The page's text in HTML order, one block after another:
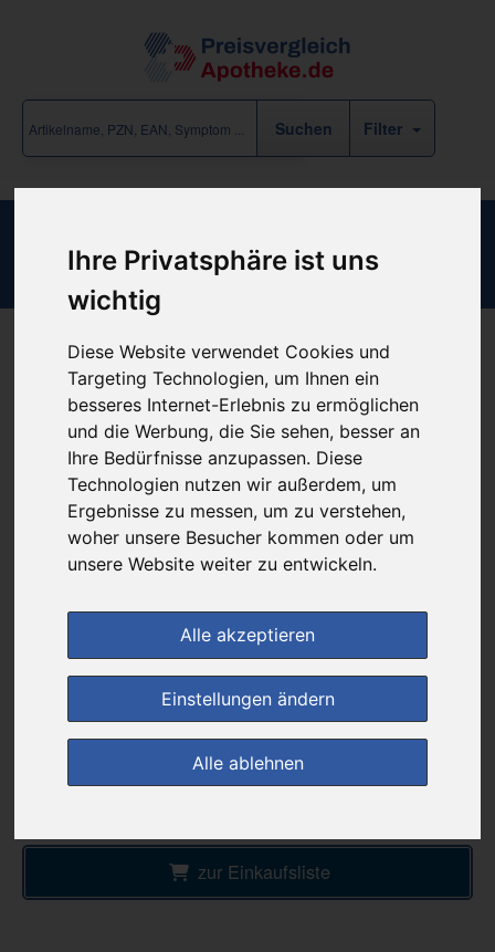
Ihre Privatsphäre ist uns
wichtig
Diese Website verwendet Cookies und
Targeting Technologien, um Ihnen ein
besseres Internet-Erlebnis zu ermöglichen
und die Werbung, die Sie sehen, besser an
Ihre Bedürfnisse anzupassen. Diese
Technologien nutzen wir außerdem, um
Ergebnisse zu messen, um zu verstehen,
woher unsere Besucher kommen oder um
unsere Website weiter zu entwickeln.
Alle akzeptieren
Einstellungen ändern
Alle ablehnen
Filter
FLUDARABIN-HEXAL 25MG/ML
Produkt empfehlen
günstigster Produktpreis ab
551,62 €
kein Versand - nur Botenlieferung oder Selbstabholung
Daten vom 07.08.2026 07:16 Uhr
im Shop bestellen
zur Einkaufsliste